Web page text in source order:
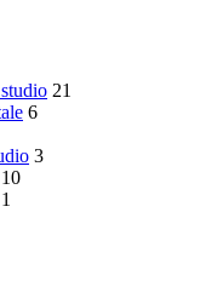
21
6
3
10
1